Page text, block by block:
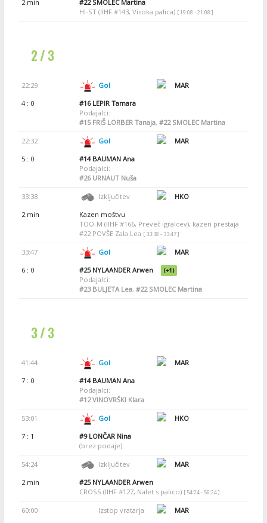
2 min #22SMOLEC Martina
HI-ST (IIHF #143, Visoka palica) [ 19:08 - 21:08 ]
2 / 3
22:29 Gol
MAR
4 : 0
#16LEPIR Tamara
Podajalci:
#15FRIŠ LORBER Tanaja, #22SMOLEC Martina
22:32 Gol
MAR
5 : 0
#14BAUMAN Ana
Podajalci:
#26URNAUT Nuša
33:38 Izključitev
HKO
2 min
Kazen moštvu
TOO-M (IIHF #166, Preveč igralcev), kazen prestaja
#22 POVŠE Zala Lea [ 33:38 - 33:47 ]
33:47 Gol
MAR
6 : 0
#25NYLAANDER Arwen (+1)
Podajalci:
#23BULJETA Lea, #22SMOLEC Martina
3 / 3
41:44 Gol
MAR
7 : 0
#14BAUMAN Ana
Podajalci:
#12VINOVRŠKI Klara
53:01 Gol
HKO
7 : 1
#9LONČAR Nina
(brez podaje)
54:24 Izključitev
MAR
2 min
#25NYLAANDER Arwen
CROSS (IIHF #127, Nalet s palico) [ 54:24 - 56:24 ]
60:00 Izstop vratarja
MAR